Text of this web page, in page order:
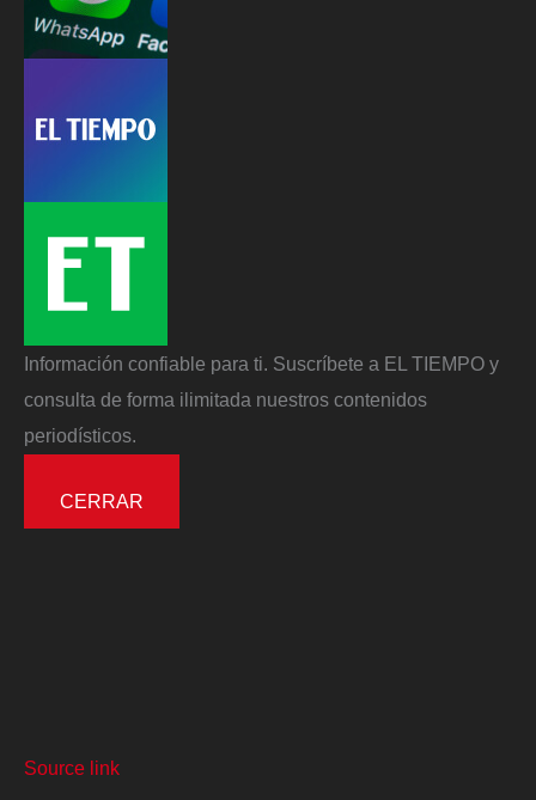
Información confiable para ti. Suscríbete a EL TIEMPO y
consulta de forma ilimitada nuestros contenidos
periodísticos.
CERRAR
Source link